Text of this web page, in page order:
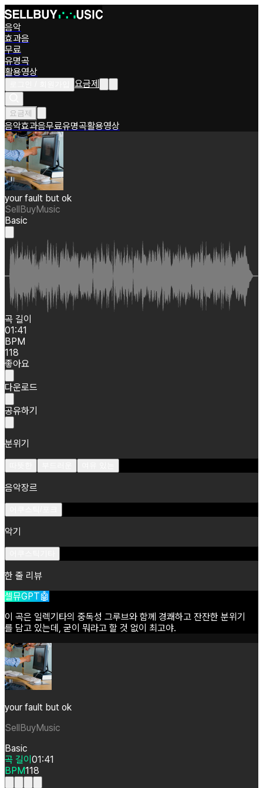
음악
효과음
무료
유명곡
활용영상
요금제
요금제
음악효과음무료유명곡활용영상
your fault but ok
SellBuyMusic
Basic
곡 길이
01:41
BPM
118
좋아요
다운로드
공유하기
분위기
음악장르
악기
한 줄 리뷰
셀뮤GPT🤖
이 곡은 일렉기타의 중독성 그루브와 함께 경쾌하고 잔잔한 분위기
를 담고 있는데, 굳이 뭐라고 할 것 없이 최고야.
your fault but ok
SellBuyMusic
Basic
곡 길이 01:41
BPM118